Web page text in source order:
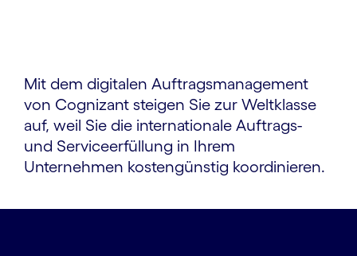
Mit dem digitalen Auftragsmanagement
von Cognizant steigen Sie zur Weltklasse
auf, weil Sie die internationale Auftrags-
und Serviceerfüllung in Ihrem
Unternehmen kostengünstig koordinieren.